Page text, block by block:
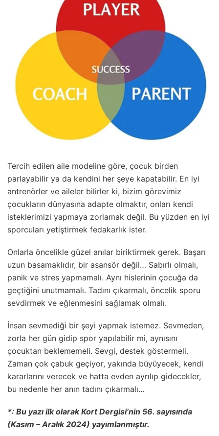
Tercih edilen aile modeline göre, çocuk birden
parlayabilir ya da kendini her şeye kapatabilir. En iyi
antrenörler ve aileler bilirler ki, bizim görevimiz
çocukların dünyasına adapte olmaktır, onları kendi
isteklerimizi yapmaya zorlamak değil. Bu yüzden en iyi
sporcuları yetiştirmek fedakarlık ister.
Onlarla öncelikle güzel anılar biriktirmek gerek. Başarı
uzun basamaklıdır, bir asansör değil… Sabırlı olmalı,
panik ve stres yapmamalı. Aynı hislerinin çocuğa da
geçtiğini unutmamalı. Tadını çıkarmalı, öncelik sporu
sevdirmek ve eğlenmesini sağlamak olmalı.
İnsan sevmediği bir şeyi yapmak istemez. Sevmeden,
zorla her gün gidip spor yapılabilir mi, aynısını
çocuktan beklememeli. Sevgi, destek göstermeli.
Zaman çok çabuk geçiyor, yakında büyüyecek, kendi
kararlarını verecek ve hatta evden ayrılıp gidecekler,
bu nedenle her anın tadını çıkarmalı…
*: Bu yazı ilk olarak Kort Dergisi’nin 56. sayısında
(Kasım – Aralık 2024) yayımlanmıştır.